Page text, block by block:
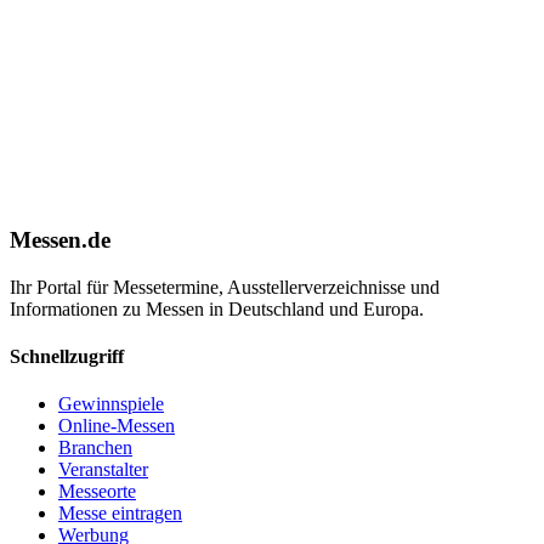
Messen.de
Ihr Portal für Messetermine, Ausstellerverzeichnisse und
Informationen zu Messen in Deutschland und Europa.
Schnellzugriff
Gewinnspiele
Online-Messen
Branchen
Veranstalter
Messeorte
Messe eintragen
Werbung